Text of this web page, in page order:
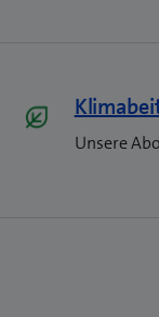
Unsere